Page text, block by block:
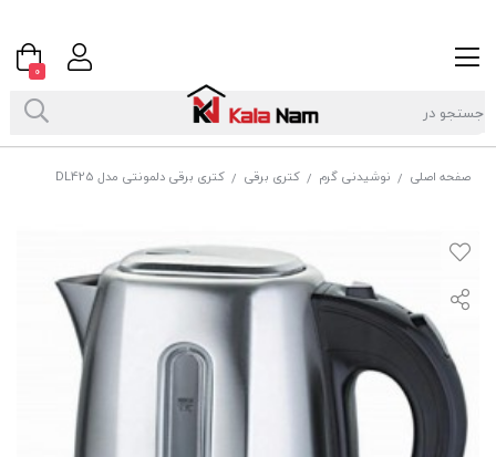
صفحه اصلی / نوشیدنی گرم / کتری برقی / کتری برقی دلمونتی مدل DL425
0